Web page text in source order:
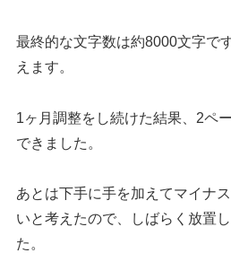
最終的な文字数は約8000文字で
えます。
1ヶ月調整をし続けた結果、2ペ
できました。
あとは下手に手を加えてマイナ
いと考えたので、しばらく放置
た。